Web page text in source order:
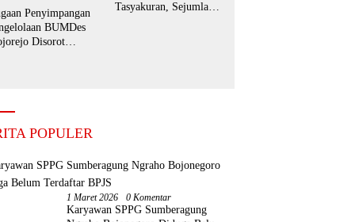
Penyimpangan
BUMDes
Disorot
Tasyakuran, Sejumlah
POPULER
1 Maret 2026 0 Komentar
Karyawan SPPG Sumberagung